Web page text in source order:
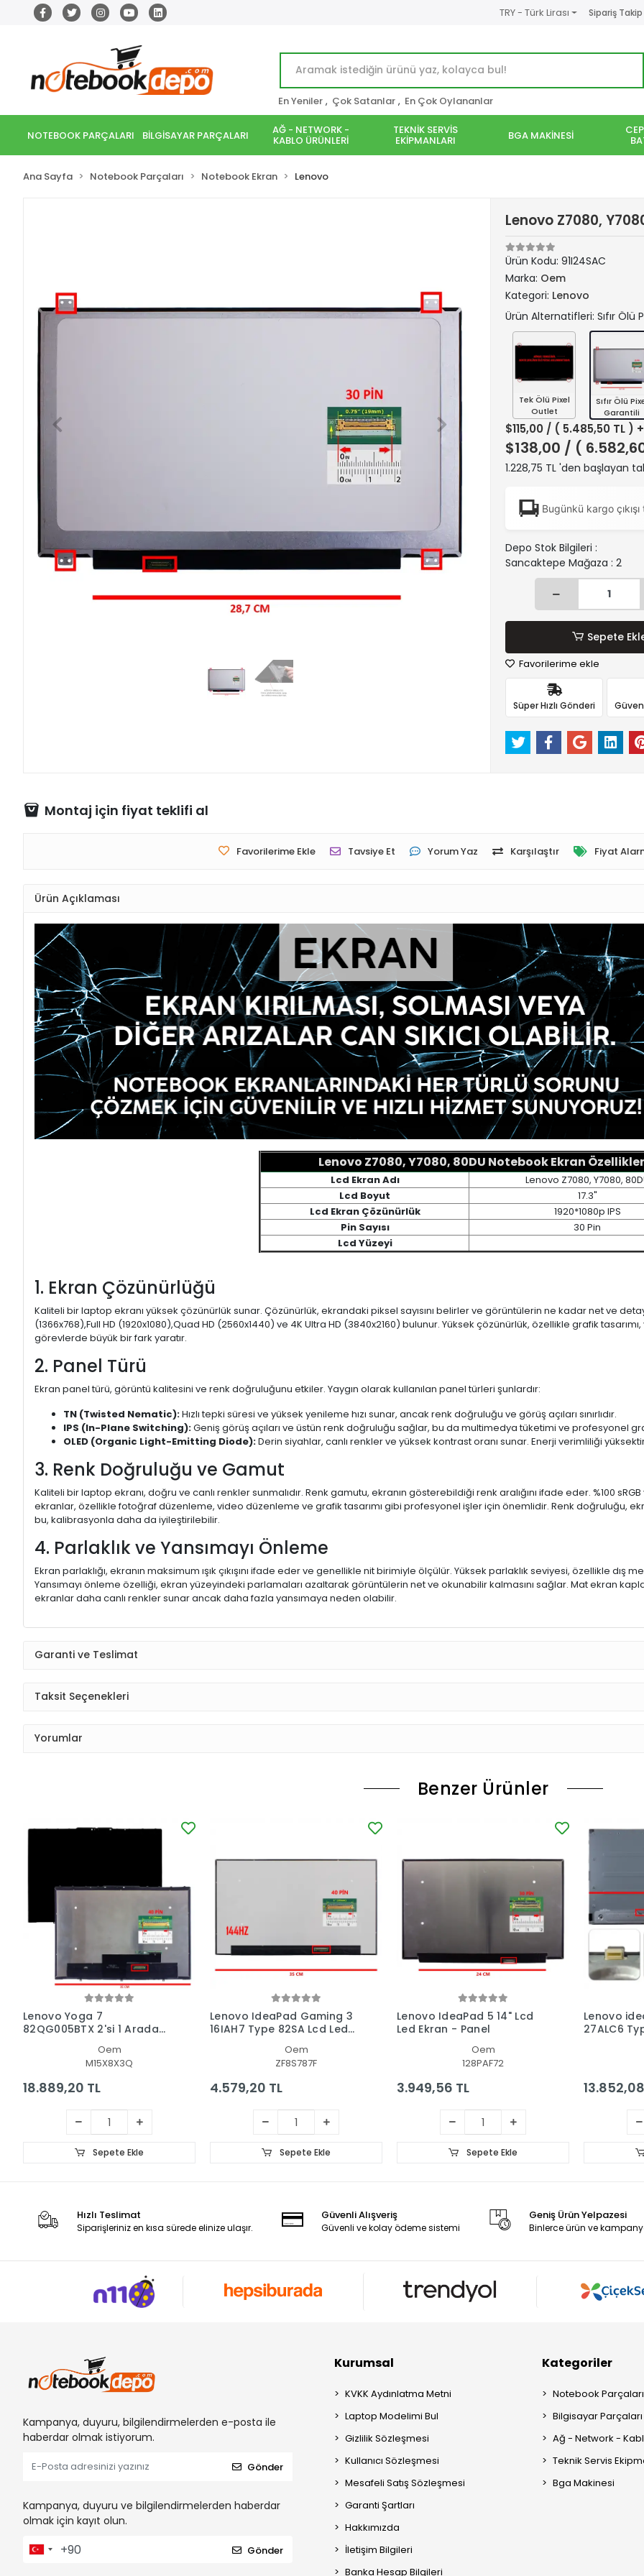
TRY - Türk Lirası Sipariş Takip
En Yeniler , Çok Satanlar , En Çok Oylananlar
NOTEBOOK PARÇALARI BİLGİSAYAR PARÇALARI AĞ - NETWORK -
KABLO ÜRÜNLERİ
TEKNİK SERVİS
EKİPMANLARI BGA MAKİNESİ
Ana Sayfa Notebook Parçaları Notebook Ekran Lenovo
Lenovo Z7080,
Ürün Kodu: 91I24SAC
Marka: Oem
Kategori: Lenovo
Ürün Alternatifleri: Sıfır Ölü
Tek Ölü Pixel
Outlet
Sıfır Ölü
Garantili
$115,00 / ( 5.485,50 TL )
$138,00 / (
1.228,75 TL 'den başlayan
Bugünkü kargo
Depo Stok Bilgileri :
Sancaktepe Mağaza : 2
Sepete
Favorilerime ekle
Süper Hızlı Gönderi
Montaj için fiyat teklifi al
Favorilerime Ekle Tavsiye Et Yorum Yaz Karşılaştır Fiyat
Ürün Açıklaması
Lenovo Z7080, Y7080, 80DU Notebook Ekran
Lcd Ekran Adı
Lenovo Z7080, Y7080,
Lcd Boyut
17.3"
Lcd Ekran Çözünürlük
1920*1080p IPS
Pin Sayısı
30 Pin
Lcd Yüzeyi
1. Ekran Çözünürlüğü
Kaliteli bir laptop ekranı yüksek çözünürlük sunar. Çözünürlük, ekrandaki piksel sayısını belirler ve görüntülerin ne kadar net ve
(1366x768),Full HD (1920x1080),Quad HD (2560x1440) ve 4K Ultra HD (3840x2160) bulunur. Yüksek çözünürlük, özellikle grafik
görevlerde büyük bir fark yaratır.
2. Panel Türü
Ekran panel türü, görüntü kalitesini ve renk doğruluğunu etkiler. Yaygın olarak kullanılan panel türleri şunlardır:
TN (Twisted Nematic):Hızlı tepki süresi ve yüksek yenileme hızı sunar, ancak renk doğruluğu ve görüş açıları sınırlıdır.
IPS (In-Plane Switching):Geniş görüş açıları ve üstün renk doğruluğu sağlar, bu da multimedya tüketimi ve profesyonel
OLED (Organic Light-Emitting Diode):Derin siyahlar, canlı renkler ve yüksek kontrast oranı sunar. Enerji verimliliği
3. Renk Doğruluğu ve Gamut
Kaliteli bir laptop ekranı, doğru ve canlı renkler sunmalıdır. Renk gamutu, ekranın gösterebildiği renk aralığını ifade eder. %100
ekranlar, özellikle fotoğraf düzenleme, video düzenleme ve grafik tasarımı gibi profesyonel işler için önemlidir. Renk doğruluğu,
bu, kalibrasyonla daha da iyileştirilebilir.
4. Parlaklık ve Yansımayı Önleme
Ekran parlaklığı, ekranın maksimum ışık çıkışını ifade eder ve genellikle nit birimiyle ölçülür. Yüksek parlaklık seviyesi, özellikle dış
Yansımayı önleme özelliği, ekran yüzeyindeki parlamaları azaltarak görüntülerin net ve okunabilir kalmasını sağlar. Mat ekran
ekranlar daha canlı renkler sunar ancak daha fazla yansımaya neden olabilir.
Garanti ve Teslimat
Taksit Seçenekleri
Yorumlar
Benzer Ürünler
Lenovo Yoga 7
82QG005BTX 2'si 1 Arada
Oem
M15X8X3Q
18.889,20 TL
Sepete Ekle
Lenovo IdeaPad Gaming 3
16IAH7 Type 82SA Lcd Led
Oem
ZF8S787F
4.579,20 TL
Sepete Ekle
Lenovo IdeaPad 5 14" Lcd
Led Ekran - Panel
Oem
128PAF72
3.949,56 TL
Sepete Ekle
Lenovo
27ALC6
Hızlı Teslimat
Siparişleriniz en kısa sürede elinize ulaşır.
Güvenli Alışveriş
Güvenli ve kolay ödeme sistemi
Geniş Ürün Yelpazesi
Binlerce ürün ve
Kampanya, duyuru, bilgilendirmelerden e-posta ile
haberdar olmak istiyorum.
Gönder
Kampanya, duyuru ve bilgilendirmelerden haberdar
olmak için kayıt olun.
Gönder
Kurumsal
KVKK Aydınlatma Metni
Laptop Modelimi Bul
Gizlilik Sözleşmesi
Kullanıcı Sözleşmesi
Mesafeli Satış Sözleşmesi
Garanti Şartları
Hakkımızda
İletişim Bilgileri
Banka Hesap Bilgileri
Kategoriler
Notebook Parçaları
Bilgisayar Parçaları
Ağ - Network -
Teknik Servis
Bga Makinesi